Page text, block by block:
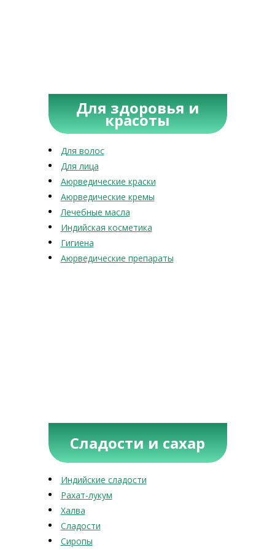
Для здоровья и
красоты
Для волос
Для лица
Аюрведические краски
Аюрведические кремы
Лечебные масла
Индийская косметика
Гигиена
Аюрведические препараты
Сладости и сахар
Индийские сладости
Рахат-лукум
Халва
Сладости
Сиропы